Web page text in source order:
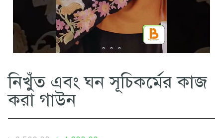
নিখুঁত এবং ঘন সূচিকর্মের কাজ
করা গাউন